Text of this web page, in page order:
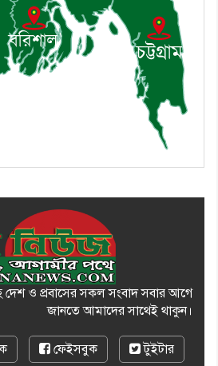
দাউদকান্দিতে ইউপি সদস্যকে
চেষ্টা ও প্রাণনাশের হুমকির
ও প্রবাসের সকল সংবাদ সবার আগে
জানতে আমাদের সাথেই থাকুন।
ফেইসবুক টুইটার